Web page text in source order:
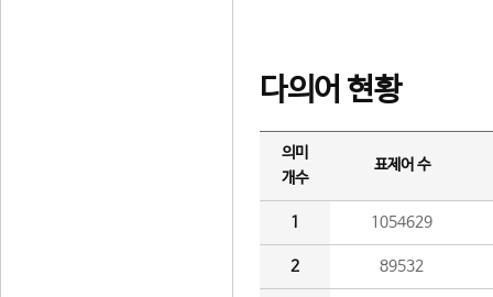
다의어 현황
의미
개수
표제어 수
1 1054629
2 89532